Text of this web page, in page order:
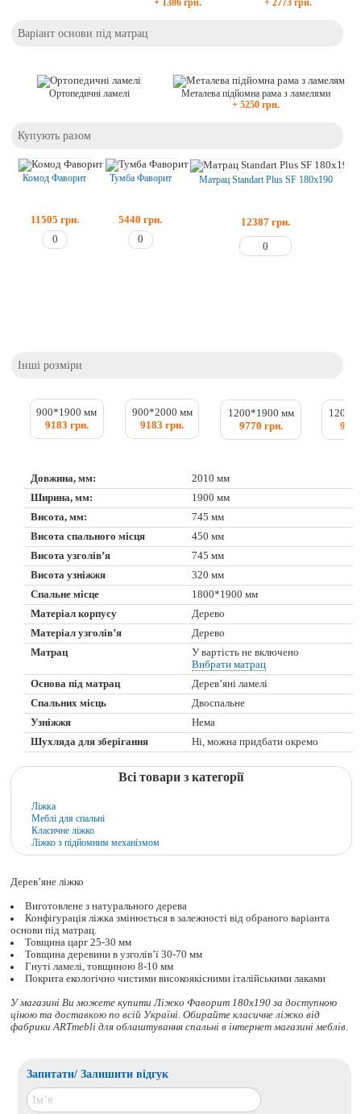
+ 1386 грн. + 2773 грн.
Варіант основи під матрац
Ортопедичні ламелі
Металева підйомна рама з ламелями
+ 5250 грн.
Купують разом
Комод Фаворит
11505 грн.
Тумба Фаворит
5440 грн.
Матрац Standart Plus SF 180x190
12387 грн.
Інші розміри
900*1900 мм
9183 грн.
900*2000 мм
9183 грн.
1200*1900 мм
9770 грн.
Довжина, мм:
2010 мм
Ширина, мм:
1900 мм
Висота, мм:
745 мм
Висота спального місця
450 мм
Висота узголів’я
745 мм
Висота узніжжя
320 мм
Спальне місце
1800*1900 мм
Матеріал корпусу
Дерево
Матеріал узголів’я
Дерево
Матрац
У вартість не включено
Вибрати матрац
Основа під матрац
Дерев’яні ламелі
Спальних місць
Двоспальне
Узніжжя
Нема
Шухляда для зберігання
Ні, можна придбати окремо
Всі товари з категорії
Ліжка
Меблі для спальні
Класичне ліжко
Ліжко з підйомним механізмом
Дерев’яне ліжко
Виготовлене з натурального дерева
Конфігурація ліжка змінюється в залежності від обраного варіанта
основи під матрац.
Товщина царг 25-30 мм
Товщина деревини в узголів’ї 30-70 мм
Гнуті ламелі, товщиною 8-10 мм
Покрита екологічно чистими високоякісними італійськими лаками
У магазині Ви можете купити Ліжко Фаворит 180x190 за доступною
ціною та доставкою по всій Україні. Обирайте класичне ліжковід
фабрики ARTmebli для облаштування спальні в інтернет магазині меблів.
Запитати/ Залишити відгук